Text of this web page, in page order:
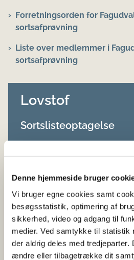
Denne hjemmeside bruger
Vi bruger egne cookies samt
besøgsstatistik, optimering af
sikkerhed, video og adgang til
medier. Ved samtykke til statistik
der aldrig deles med tredjeparter.
ændre eller tilbagetrække dit
Forretningsorden for
sortsafprøvning
Liste over medlemmer i
sortsafprøvning
Lovstof
Sortslisteoptagelse
plantesundhed
Bekendtgørelse nr. 643 af
registrering af sorter af
planteformeringsmateriale
sortsliste
Bekendtgørelse nr. 1095
sortsnavne